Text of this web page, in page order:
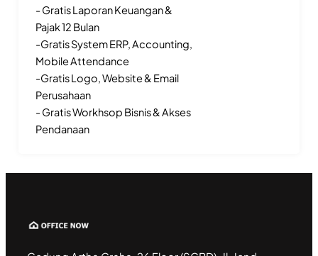
- Gratis Laporan Keuangan &
Pajak 12 Bulan
-Gratis System ERP, Accounting,
Mobile Attendance
-Gratis Logo, Website & Email
Perusahaan
- Gratis Workhsop Bisnis & Akses
Pendanaan